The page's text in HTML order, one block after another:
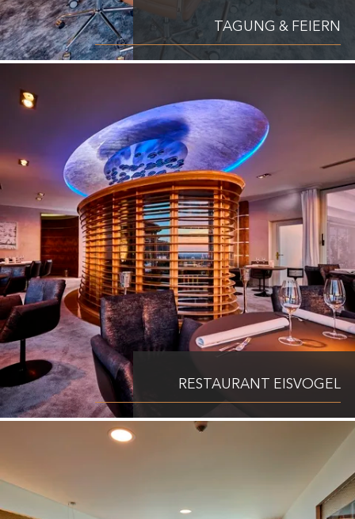
TAGUNG & FEIERN
RESTAURANT EISVOGEL